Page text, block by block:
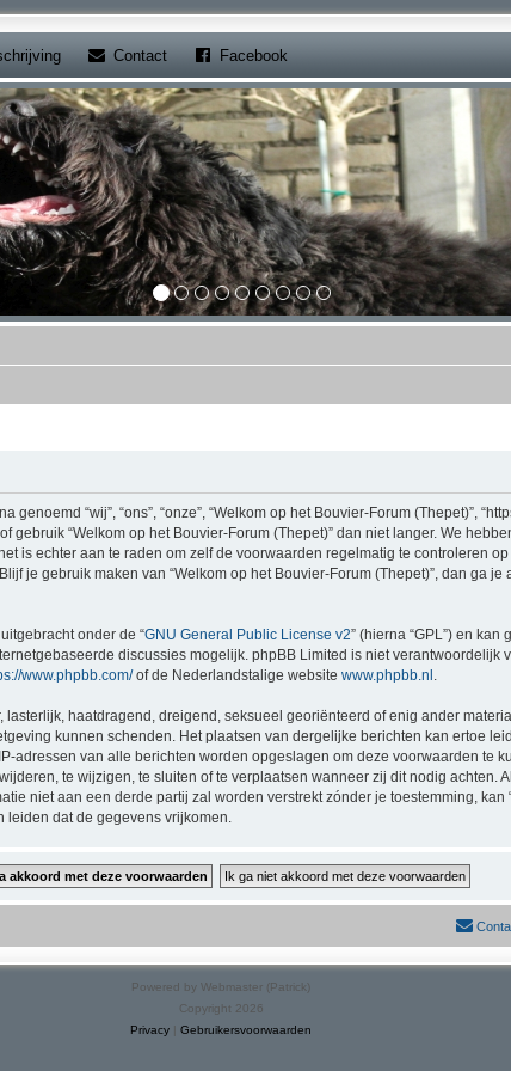
Contact(Opens a new tab)
Facebook
“wij”, “ons”, “onze”, “Welkom op het Bouvier-Forum (Thepet)”,
“Welkom op het Bouvier-Forum (Thepet)” dan niet langer. We
is echter aan te raden om zelf de voorwaarden regelmatig te controleren
je gebruik maken van “Welkom op het Bouvier-Forum (Thepet)”, dan ga
onder de “GNU General Public License v2” (hierna “GPL”) en
discussies mogelijk. phpBB Limited is niet
www.phpbb.com/of de Nederlandstalige website www.phpbb.nl.
haatdragend, dreigend, seksueel georiënteerd of enig ander
kunnen schenden. Het plaatsen van dergelijke berichten kan ertoe
adressen van alle berichten worden opgeslagen om deze voorwaarden te
te wijzigen, te sluiten of te verplaatsen wanneer zij dit nodig achten.
niet aan een derde partij zal worden verstrekt zónder je toestemming, kan
leiden dat de gegevens vrijkomen.
Powered by Webmaster (Patrick)
Copyright 2026
Privacy | Gebruikersvoorwaarden